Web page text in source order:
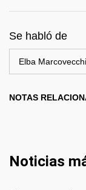
Se habló de
Elba
NOTAS
Noticias